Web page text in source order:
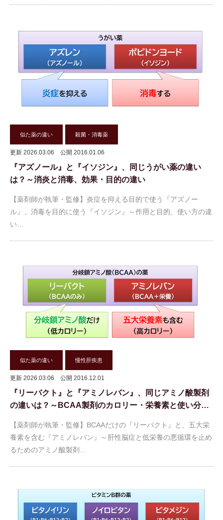
似た薬の違い 殺菌・消毒薬
更新 2026.03.06 公開 2016.01.06
『アズノール』と『イソジン』、同じうがい薬の違い
は？～消炎と消毒、効果・目的の違い
【薬剤師が執筆・監修】炎症を抑える目的で使う『アズノー
ル』、消毒を目的に使う『イソジン』～作用と目的、使い方の違
い…
似た薬の違い 慢性肝疾患
更新 2026.03.06 公開 2016.12.01
『リーバクト』と『アミノレバン』、同じアミノ酸製剤
の違いは？～BCAA製剤のカロリー・栄養素と使い分…
【薬剤師が執筆・監修】BCAAだけの『リーバクト』と、五大栄
養素を含む『アミノレバン』～肝性脳症と低栄養の悪循環を止め
るためのアミノ酸製剤…